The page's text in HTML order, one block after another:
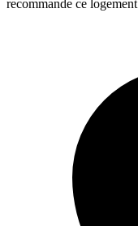
recommande ce logement